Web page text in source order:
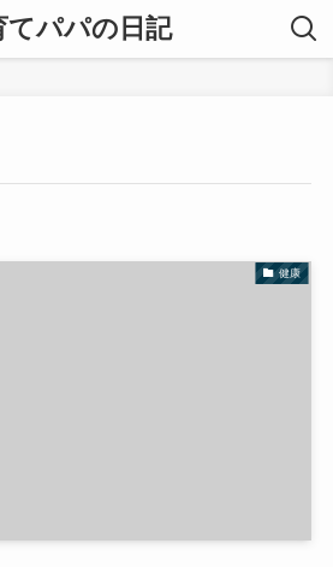
てパパの日記
健康